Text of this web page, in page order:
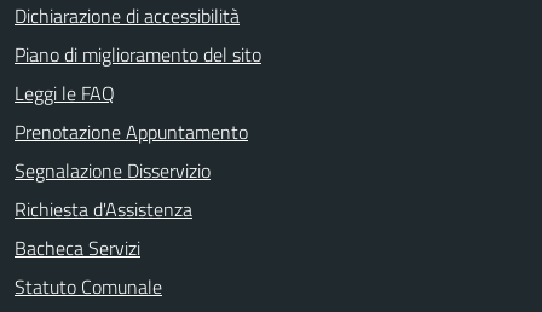
Dichiarazione di accessibilità
Piano di miglioramento del sito
Leggi le FAQ
Prenotazione Appuntamento
Segnalazione Disservizio
Richiesta d'Assistenza
Bacheca Servizi
Statuto Comunale